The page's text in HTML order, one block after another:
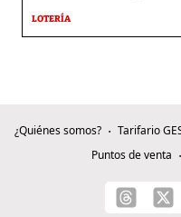
LOTERÍA
¿Quiénes somos? Tarifario
Puntos de venta